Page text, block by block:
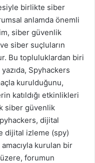
birlikte siber
anlamda önemli
siber güvenlik
siber suçluların
Bu topluluklardan biri
Spyhackers
kurulduğunu,
katıldığı etkinlikleri
siber güvenlik
dijital
dijital izleme (spy)
kurulan bir
üzere, forumun